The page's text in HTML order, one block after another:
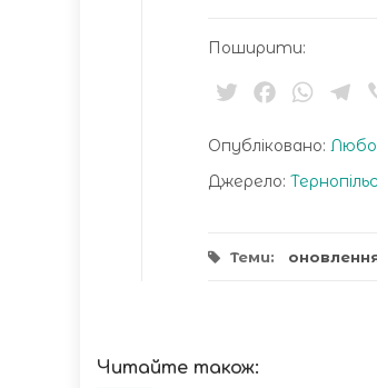
Поширити:
TwitterFacebook
Опубліковано:
Джерело:
Теми:
Читайте також: